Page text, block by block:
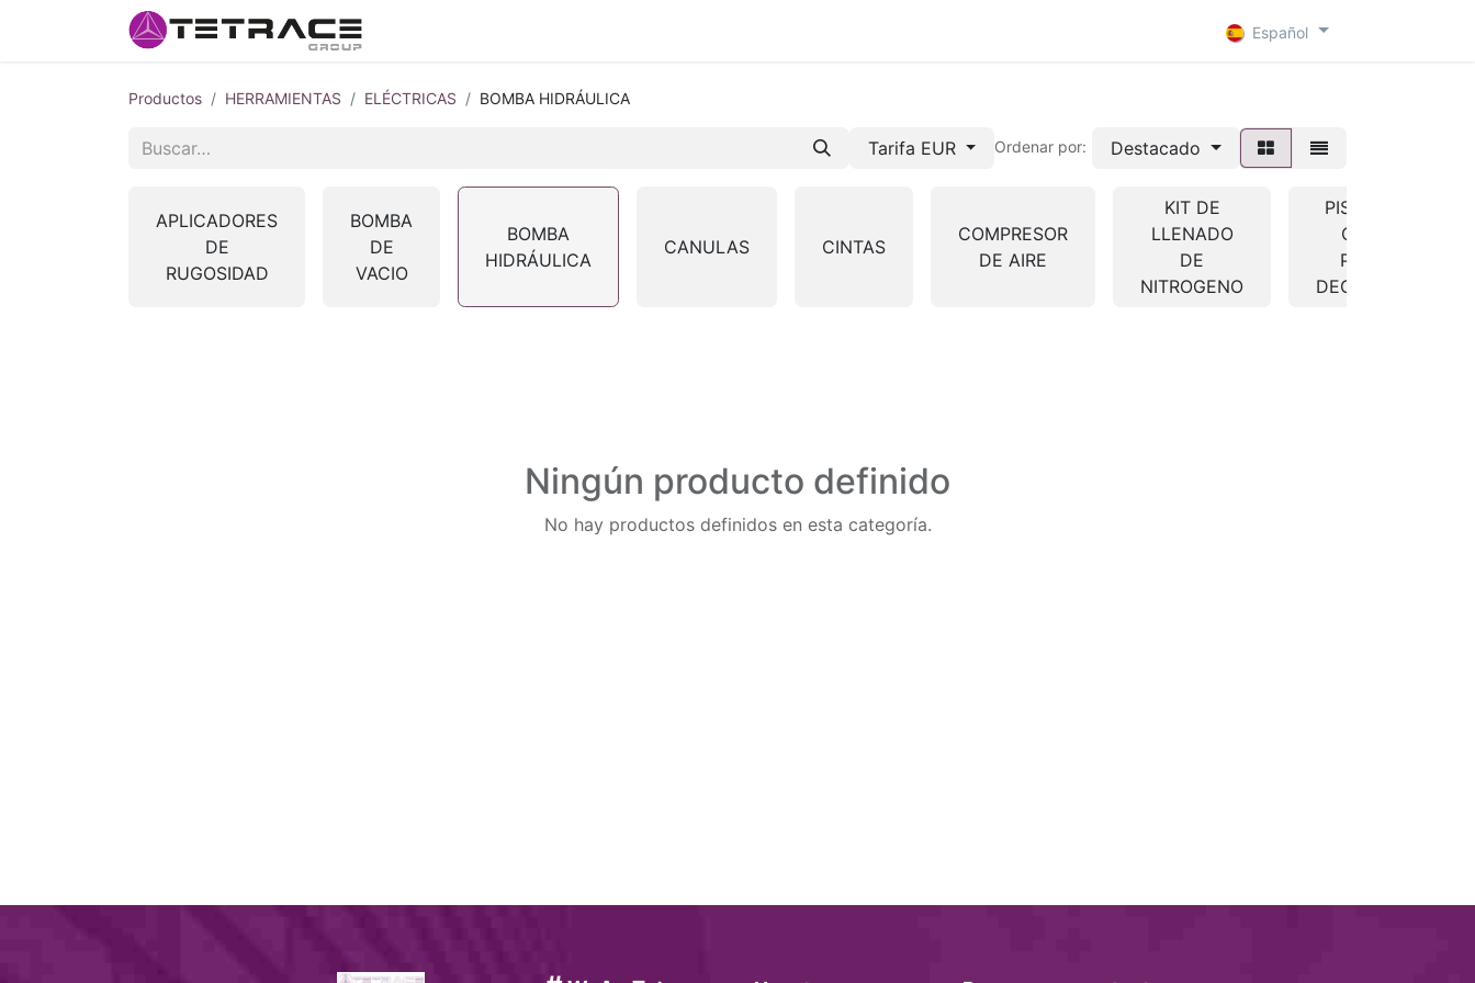
Español
Productos HERRAMIENTAS ELÉCTRICAS BOMBA HIDRÁULICA
Tarifa EUR Ordenar por: Destacado
APLICADORES
DE
RUGOSIDAD
BOMBA
DE
VACIO
BOMBA
HIDRÁULICA
CANULAS CINTAS
COMPRESOR
DE AIRE
KIT DE
LLENADO
DE
NITROGENO
PISTOLA DE
CALOR /
PISTOLA
DECAPADORA
Ningún producto definido
No hay productos definidos en esta categoría.